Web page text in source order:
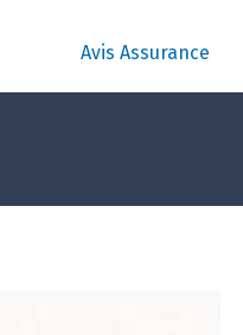
Avis Assurance